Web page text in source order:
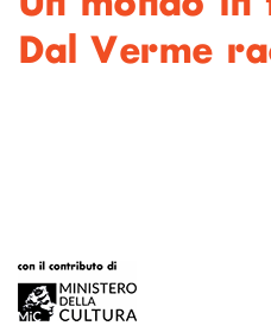
Dal Verme